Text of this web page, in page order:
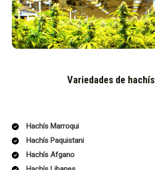
Variedades de hachís
Hachís Marroqui
Hachís Paquistani
Hachís Afgano